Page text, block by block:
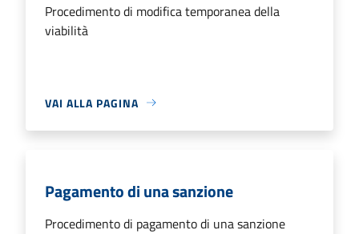
Procedimento di modifica temporanea della
viabilità
VAI ALLA PAGINA
Pagamento di una sanzione
Procedimento di pagamento di una sanzione